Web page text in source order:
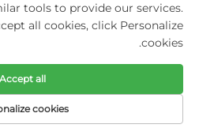
-
سياسة
tools to provide our services.
all cookies, click Personalize
cookies.
cookies
Accept all